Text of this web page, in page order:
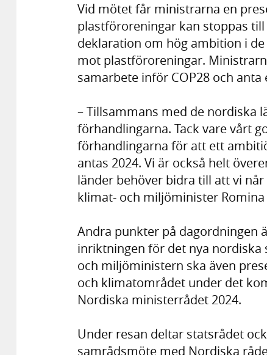
Vid mötet får ministrarna en
plastföroreningar kan stoppas
deklaration om hög ambition i
mot plastföroreningar.
samarbete inför COP28 och
– Tillsammans med de nordiska
förhandlingarna. Tack vare vårt
förhandlingarna för att ett
antas 2024. Vi är också helt
länder behöver bidra till att vi
klimat- och miljöminister
Andra punkter på dagordningen
inriktningen för det nya
och miljöministern ska även
och klimatområdet under det
Nordiska ministerrådet 2024.
Under resan deltar statsrådet
samrådsmöte med Nordiska